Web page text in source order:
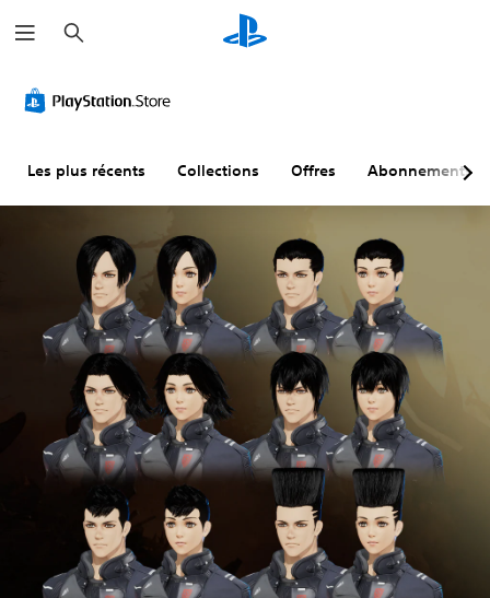
e
c
r
c
r
Les plus récents Collections Offres Abonnements